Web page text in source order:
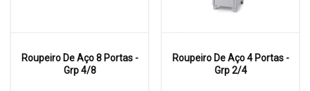
Roupeiro De Aço 8 Portas -
Grp 4/8
Roupeiro De Aço 4 Portas -
Grp 2/4